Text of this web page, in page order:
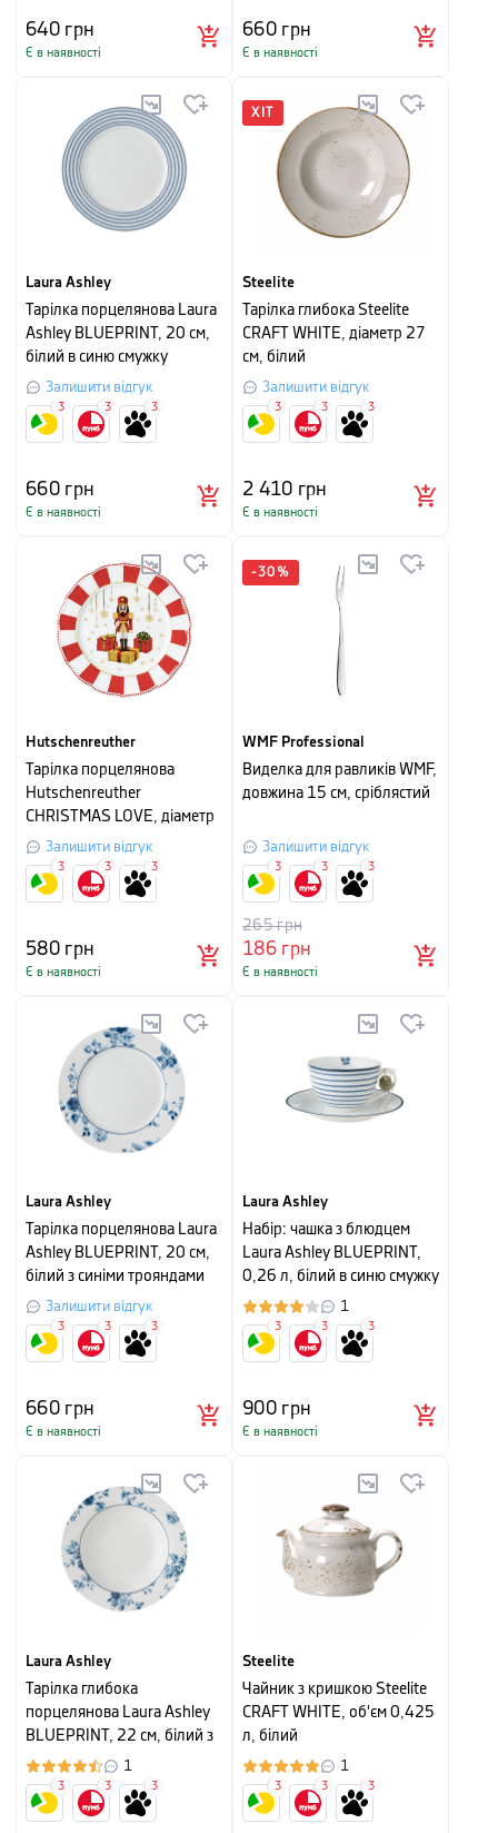
640грн
Є в наявності
660грн
Є в наявності
Laura Ashley
Тарілка порцелянова Laura
Ashley BLUEPRINT, 20 см,
білий в синю смужку
Залишити відгук
660грн
Є в наявності
3 3 3
ХІТ
Steelite
Тарілка глибока Steelite
CRAFT WHITE, діаметр 27
см, білий
Залишити відгук
2 410 грн
Є в наявності
3 3 3
Hutschenreuther
Тарілка порцелянова
Hutschenreuther
CHRISTMAS LOVE, діаметр
22 см, білий з червоним
Залишити відгук
580грн
Є в наявності
3 3 3
-30 %
WMF Professional
Виделка для равликів WMF,
довжина 15 см, сріблястий
Залишити відгук
186грн
265грн
Є в наявності
3 3 3
Laura Ashley
Тарілка порцелянова Laura
Ashley BLUEPRINT, 20 см,
білий з синіми трояндами
Залишити відгук
660грн
Є в наявності
3 3 3
Laura Ashley
Набір: чашка з блюдцем
Laura Ashley BLUEPRINT,
0,26 л, білий в синю смужку
1
900грн
Є в наявності
3 3 3
Laura Ashley
Тарілка глибока
порцелянова Laura Ashley
BLUEPRINT, 22 см, білий з
синіми трояндами
1
3 3 3
Steelite
Чайник з кришкою Steelite
CRAFT WHITE, об'єм 0,425
л, білий
1
3 3 3